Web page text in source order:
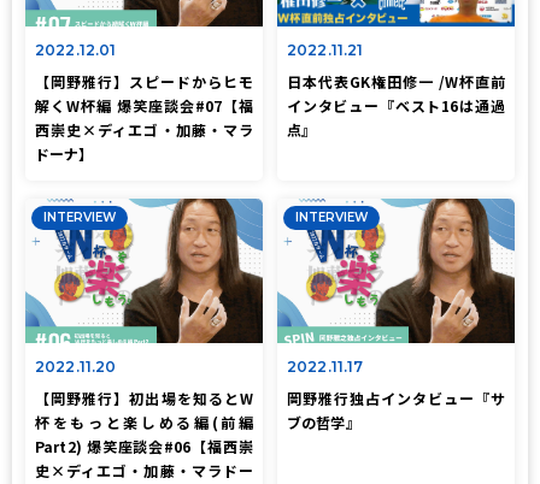
2022.12.01
【岡野雅行】スピードからヒモ
解くW杯編 爆笑座談会#07【福
西崇史×ディエゴ・加藤・マラ
ドーナ】
2022.11.21
日本代表GK権田修一 /W杯直前
インタビュー『ベスト16は通過
点』
INTERVIEW
2022.11.20
【岡野雅行】初出場を知るとW
杯をもっと楽しめる編(前編
Part2) 爆笑座談会#06【福西崇
史×ディエゴ・加藤・マラドー
INTERVIEW
2022.11.17
岡野雅行独占インタビュー『サ
ブの哲学』